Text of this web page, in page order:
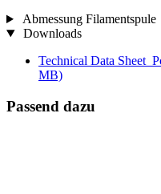
Abmessung Filamentspule
Downloads
Technical Data
MB)
Passend dazu